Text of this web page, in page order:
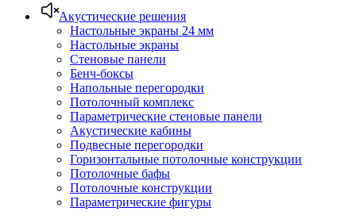
Акустические решения
Настольные экраны 24 мм
Настольные экраны
Стеновые панели
Бенч-боксы
Напольные перегородки
Потолочный комплекс
Параметрические стеновые панели
Акустические кабины
Подвесные перегородки
Горизонтальные потолочные конструкции
Потолочные бафы
Потолочные конструкции
Параметрические фигуры